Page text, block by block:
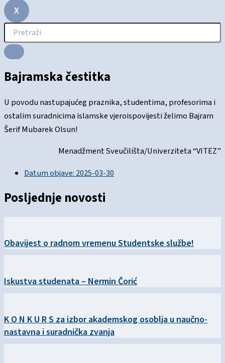
X
Bajramska čestitka
U povodu nastupajućeg praznika, studentima, profesorima i
ostalim suradnicima islamske vjeroispovijesti želimo Bajram
Šerif Mubarek Olsun!
Menadžment Sveučilišta/Univerziteta “VITEZ”
Datum objave: 2025-03-30
Posljednje novosti
Obavijest o radnom vremenu Studentske službe!
Iskustva studenata – Nermin Čorić
K O N K U R S za izbor akademskog osoblja u naučno-
nastavna i suradnička zvanja